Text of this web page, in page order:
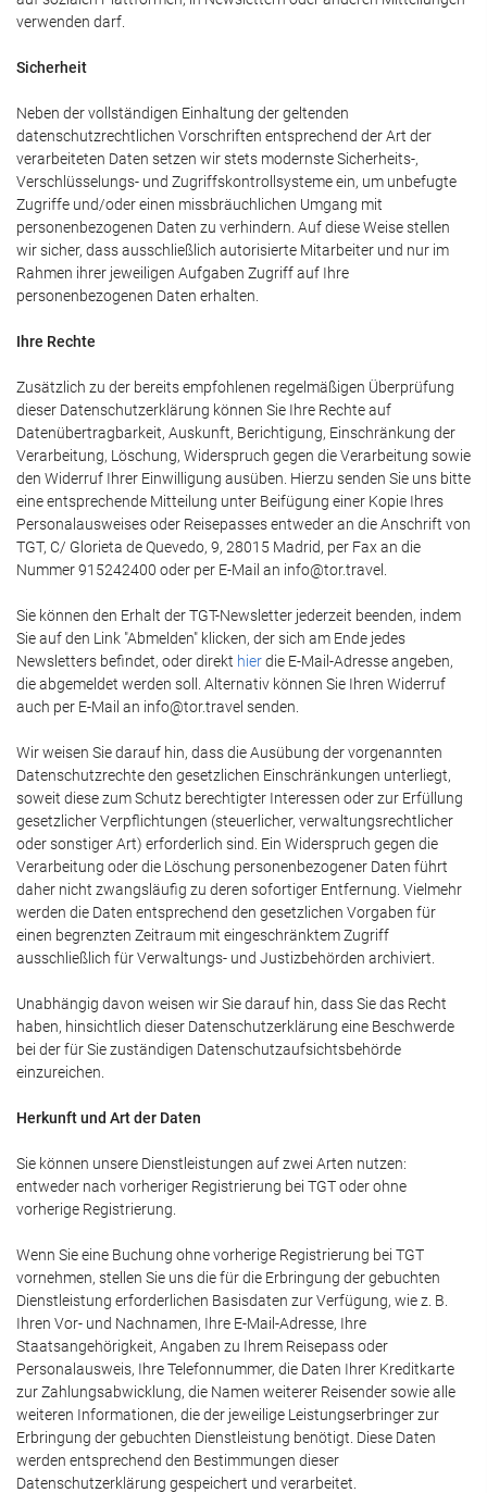
verwenden darf.
Sicherheit
Neben der vollständigen Einhaltung der geltenden
datenschutzrechtlichen Vorschriften entsprechend der Art der
verarbeiteten Daten setzen wir stets modernste Sicherheits-,
Verschlüsselungs- und Zugriffskontrollsysteme ein, um unbefugte
Zugriffe und/oder einen missbräuchlichen Umgang mit
personenbezogenen Daten zu verhindern. Auf diese Weise stellen
wir sicher, dass ausschließlich autorisierte Mitarbeiter und nur im
Rahmen ihrer jeweiligen Aufgaben Zugriff auf Ihre
personenbezogenen Daten erhalten.
Ihre Rechte
Zusätzlich zu der bereits empfohlenen regelmäßigen Überprüfung
dieser Datenschutzerklärung können Sie Ihre Rechte auf
Datenübertragbarkeit, Auskunft, Berichtigung, Einschränkung der
Verarbeitung, Löschung, Widerspruch gegen die Verarbeitung sowie
den Widerruf Ihrer Einwilligung ausüben. Hierzu senden Sie uns bitte
eine entsprechende Mitteilung unter Beifügung einer Kopie Ihres
Personalausweises oder Reisepasses entweder an die Anschrift von
TGT, C/ Glorieta de Quevedo, 9, 28015 Madrid, per Fax an die
Nummer 915242400 oder per E-Mail an info@tor.travel.
Sie können den Erhalt der TGT-Newsletter jederzeit beenden, indem
Sie auf den Link "Abmelden" klicken, der sich am Ende jedes
Newsletters befindet, oder direkt hierdie E-Mail-Adresse angeben,
die abgemeldet werden soll. Alternativ können Sie Ihren Widerruf
auch per E-Mail an info@tor.travel senden.
Wir weisen Sie darauf hin, dass die Ausübung der vorgenannten
Datenschutzrechte den gesetzlichen Einschränkungen unterliegt,
soweit diese zum Schutz berechtigter Interessen oder zur Erfüllung
gesetzlicher Verpflichtungen (steuerlicher, verwaltungsrechtlicher
oder sonstiger Art) erforderlich sind. Ein Widerspruch gegen die
Verarbeitung oder die Löschung personenbezogener Daten führt
daher nicht zwangsläufig zu deren sofortiger Entfernung. Vielmehr
werden die Daten entsprechend den gesetzlichen Vorgaben für
einen begrenzten Zeitraum mit eingeschränktem Zugriff
ausschließlich für Verwaltungs- und Justizbehörden archiviert.
Unabhängig davon weisen wir Sie darauf hin, dass Sie das Recht
haben, hinsichtlich dieser Datenschutzerklärung eine Beschwerde
bei der für Sie zuständigen Datenschutzaufsichtsbehörde
einzureichen.
Herkunft und Art der Daten
Sie können unsere Dienstleistungen auf zwei Arten nutzen:
entweder nach vorheriger Registrierung bei TGT oder ohne
vorherige Registrierung.
Wenn Sie eine Buchung ohne vorherige Registrierung bei TGT
vornehmen, stellen Sie uns die für die Erbringung der gebuchten
Dienstleistung erforderlichen Basisdaten zur Verfügung, wie z. B.
Ihren Vor- und Nachnamen, Ihre E-Mail-Adresse, Ihre
Staatsangehörigkeit, Angaben zu Ihrem Reisepass oder
Personalausweis, Ihre Telefonnummer, die Daten Ihrer Kreditkarte
zur Zahlungsabwicklung, die Namen weiterer Reisender sowie alle
weiteren Informationen, die der jeweilige Leistungserbringer zur
Erbringung der gebuchten Dienstleistung benötigt. Diese Daten
werden entsprechend den Bestimmungen dieser
Datenschutzerklärung gespeichert und verarbeitet.